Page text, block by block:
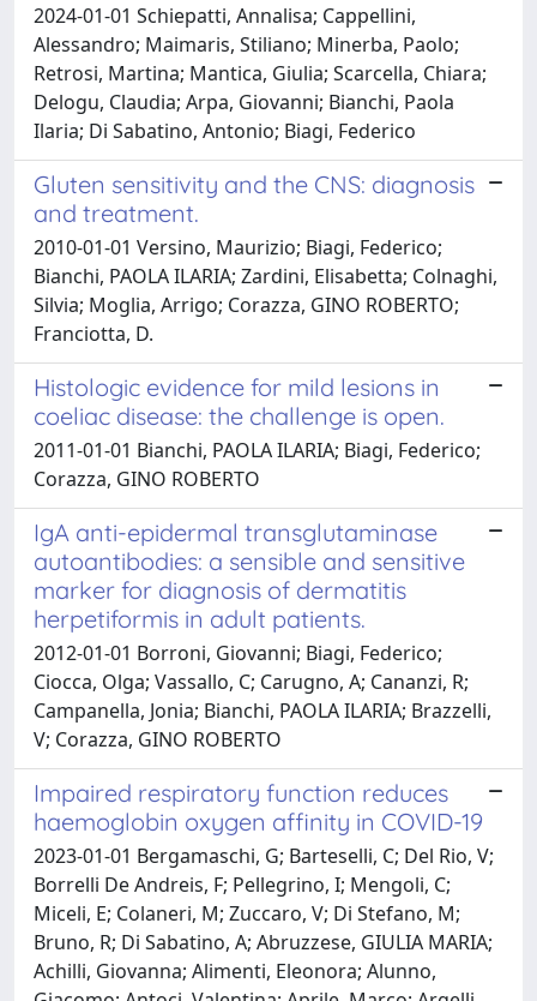
2024-01-01 Schiepatti, Annalisa; Cappellini,
Alessandro; Maimaris, Stiliano; Minerba, Paolo;
Retrosi, Martina; Mantica, Giulia; Scarcella, Chiara;
Delogu, Claudia; Arpa, Giovanni; Bianchi, Paola
Ilaria; Di Sabatino, Antonio; Biagi, Federico
Gluten sensitivity and the CNS: diagnosis
and treatment.
2010-01-01 Versino, Maurizio; Biagi, Federico;
Bianchi, PAOLA ILARIA; Zardini, Elisabetta; Colnaghi,
Silvia; Moglia, Arrigo; Corazza, GINO ROBERTO;
Franciotta, D.
Histologic evidence for mild lesions in
coeliac disease: the challenge is open.
2011-01-01 Bianchi, PAOLA ILARIA; Biagi, Federico;
Corazza, GINO ROBERTO
IgA anti-epidermal transglutaminase
autoantibodies: a sensible and sensitive
marker for diagnosis of dermatitis
herpetiformis in adult patients.
2012-01-01 Borroni, Giovanni; Biagi, Federico;
Ciocca, Olga; Vassallo, C; Carugno, A; Cananzi, R;
Campanella, Jonia; Bianchi, PAOLA ILARIA; Brazzelli,
V; Corazza, GINO ROBERTO
Impaired respiratory function reduces
haemoglobin oxygen affinity in COVID-19
2023-01-01 Bergamaschi, G; Barteselli, C; Del Rio, V;
Borrelli De Andreis, F; Pellegrino, I; Mengoli, C;
Miceli, E; Colaneri, M; Zuccaro, V; Di Stefano, M;
Bruno, R; Di Sabatino, A; Abruzzese, GIULIA MARIA;
Achilli, Giovanna; Alimenti, Eleonora; Alunno,